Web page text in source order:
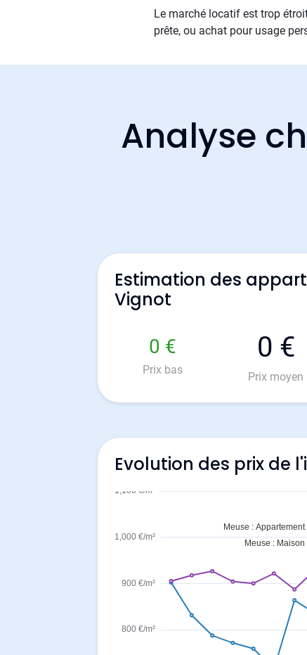
Le marché locatif est trop
prête, ou achat pour usage
Analyse
Estimation des
Vignot
0 €
Prix bas
0 €
Prix moyen
Evolution des prix de